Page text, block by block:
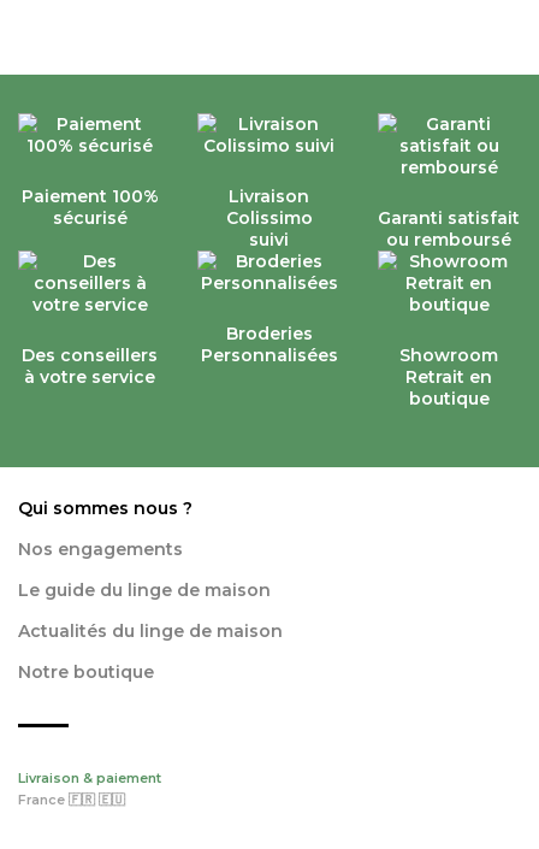
Paiement 100%
sécurisé
Livraison
Colissimo
suivi
Garanti satisfait
ou remboursé
Des conseillers
à votre service
Broderies
Personnalisées
Showroom
Retrait en
boutique
Qui sommes nous ?
Nos engagements
Le guide du linge de maison
Actualités du linge de maison
Notre boutique
Livraison & paiement
France 🇫🇷 🇪🇺